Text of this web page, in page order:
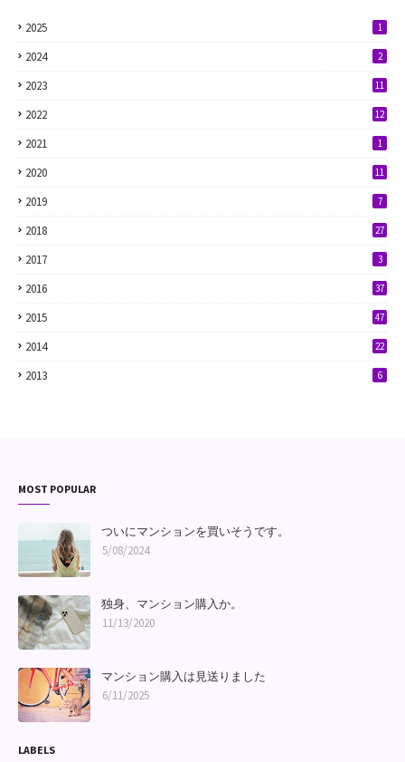
2025 1
2024 2
2023 11
2022 12
2021 1
2020 11
2019 7
2018 27
2017 3
2016 37
2015 47
2014 22
2013 6
MOST POPULAR
ついにマンションを買いそうです。
5/08/2024
独身、マンション購入か。
11/13/2020
マンション購入は見送りました
6/11/2025
LABELS